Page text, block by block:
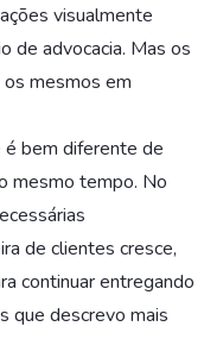
visualmente
de advocacia. Mas os
os mesmos em
é bem diferente de
mesmo tempo. No
de clientes cresce,
continuar entregando
que descrevo mais